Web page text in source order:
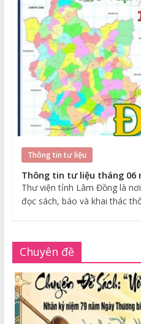
Thông tin tư liệu
Thông tin tư liệu tháng 06
Thư viện tỉnh Lâm Đồng là
đọc sách, báo và khai thác
Chuyên đề